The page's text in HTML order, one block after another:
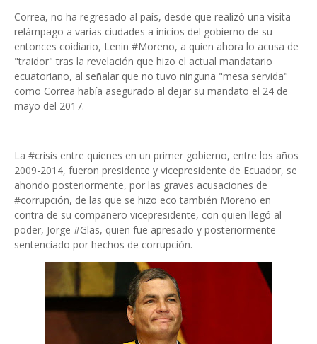
Correa, no ha regresado al país, desde que realizó una visita
relámpago a varias ciudades a inicios del gobierno de su
entonces coidiario, Lenin #Moreno, a quien ahora lo acusa de
"traidor" tras la revelación que hizo el actual mandatario
ecuatoriano, al señalar que no tuvo ninguna "mesa servida"
como Correa había asegurado al dejar su mandato el 24 de
mayo del 2017.
La #crisis entre quienes en un primer gobierno, entre los años
2009-2014, fueron presidente y vicepresidente de Ecuador, se
ahondo posteriormente, por las graves acusaciones de
#corrupción, de las que se hizo eco también Moreno en
contra de su compañero vicepresidente, con quien llegó al
poder, Jorge #Glas, quien fue apresado y posteriormente
sentenciado por hechos de corrupción.